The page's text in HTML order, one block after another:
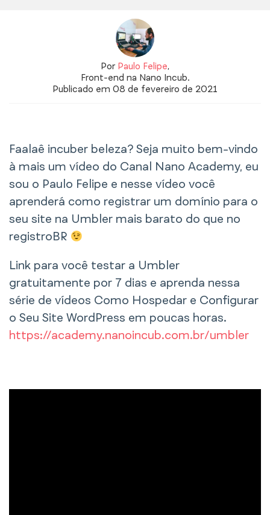
Por Paulo Felipe,
Front-end na Nano Incub.
Publicado em 08 de fevereiro de 2021
Faalaê incuber beleza? Seja muito bem-vindo
à mais um vídeo do Canal Nano Academy, eu
sou o Paulo Felipe e nesse vídeo você
aprenderá como registrar um domínio para o
seu site na Umbler mais barato do que no
registroBR
Link para você testar a Umbler
gratuitamente por 7 dias e aprenda nessa
série de vídeos Como Hospedar e Configurar
o Seu Site WordPress em poucas horas.
https://academy.nanoincub.com.br/umbler